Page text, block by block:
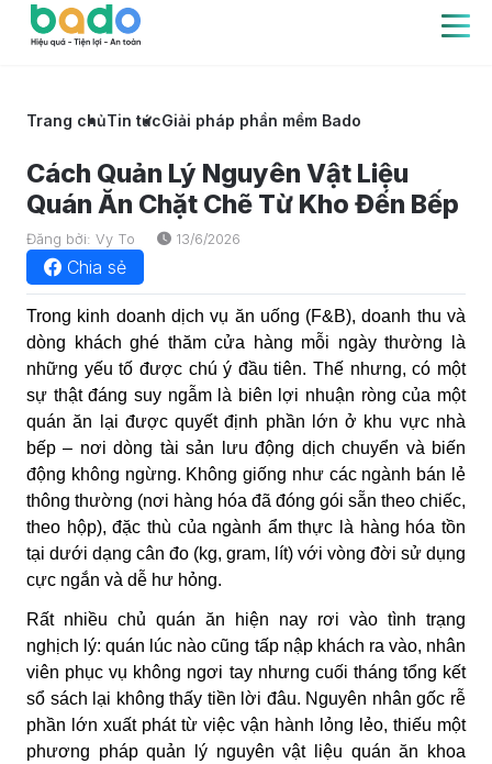
Trang chủTin tứcGiải pháp phần mềm Bado
Cách Quản Lý Nguyên Vật Liệu
Quán Ăn Chặt Chẽ Từ Kho Đến Bếp
Đăng bởi: Vy To 13/6/2026
Chia sẻ
Trong kinh doanh dịch vụ ăn uống (F&B), doanh thu và
dòng khách ghé thăm cửa hàng mỗi ngày thường là
những yếu tố được chú ý đầu tiên. Thế nhưng, có một
sự thật đáng suy ngẫm là biên lợi nhuận ròng của một
quán ăn lại được quyết định phần lớn ở khu vực nhà
bếp – nơi dòng tài sản lưu động dịch chuyển và biến
động không ngừng. Không giống như các ngành bán lẻ
thông thường (nơi hàng hóa đã đóng gói sẵn theo chiếc,
theo hộp), đặc thù của ngành ẩm thực là hàng hóa tồn
tại dưới dạng cân đo (kg, gram, lít) với vòng đời sử dụng
cực ngắn và dễ hư hỏng.
Rất nhiều chủ quán ăn hiện nay rơi vào tình trạng
nghịch lý: quán lúc nào cũng tấp nập khách ra vào, nhân
viên phục vụ không ngơi tay nhưng cuối tháng tổng kết
sổ sách lại không thấy tiền lời đâu. Nguyên nhân gốc rễ
phần lớn xuất phát từ việc vận hành lỏng lẻo, thiếu một
phương pháp quản lý nguyên vật liệu quán ăn khoa